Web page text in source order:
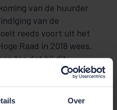
Over
van de huurder
van de
reeds voort uit het
Raad in 2018 wees.
toe dat bij dit
kan zijn dat de